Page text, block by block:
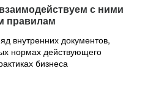
с ними
правилам
внутренних документов,
нормах действующего
бизнеса